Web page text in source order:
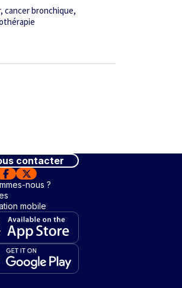
cancer bronchique
contacter
nous ?
mobile